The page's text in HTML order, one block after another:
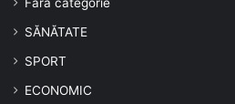
Fără categorie
SĂNĂTATE
SPORT
ECONOMIC